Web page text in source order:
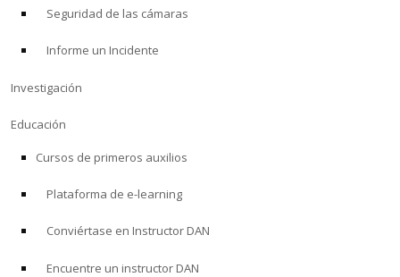
Seguridad de las cámaras
Informe un Incidente
Investigación
Educación
Cursos de primeros auxilios
Plataforma de e-learning
Conviértase en Instructor DAN
Encuentre un instructor DAN